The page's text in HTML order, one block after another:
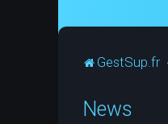
GestSup.fr
News